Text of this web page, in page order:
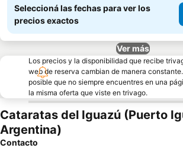
Seleccioná las fechas para ver los
precios exactos
Ver más
Los precios y la disponibilidad que recibe
web de reserva cambian de manera
posible que no siempre encuentres en una
la misma oferta que viste en trivago.
Cataratas del Iguazú (Puerto
Argentina)
Contacto